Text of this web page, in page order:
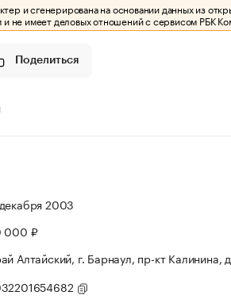
и сгенерирована на основании данных из
и не имеет деловых отношений с сервисом РБК
Поделиться
2003
000 ₽
Алтайский, г. Барнаул, пр-кт Калинина,